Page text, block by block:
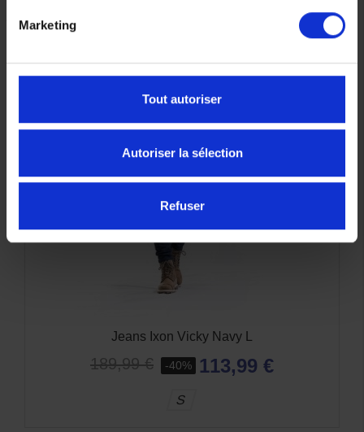
Marketing
Tout autoriser
Autoriser la sélection
Refuser
-40%
Jeans Ixon Vicky Navy L
189,99 € -40% 113,99 €
S